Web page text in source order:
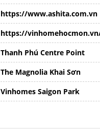
https://www.ashita.com.vn
https://
Thanh Phú Centre Point
The Magnolia Khai Sơn
Vinhomes Saigon Park